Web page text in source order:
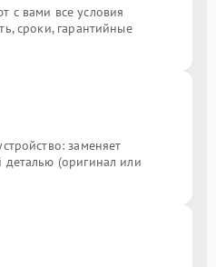
с вами все условия
сроки, гарантийные
заменяет
деталью (оригинал или